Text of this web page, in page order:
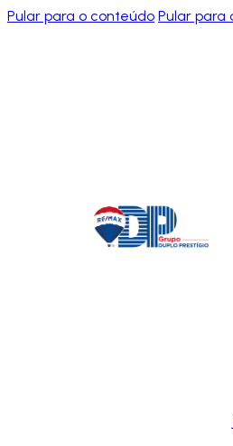
Pular para o conteúdo Pular para